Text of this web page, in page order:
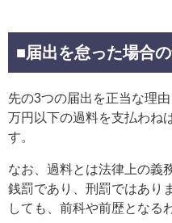
■届出を怠った場合
先の3つの届出を正当な理
万円以下の過料を支払わね
す。
なお、過料とは法律上の義
銭罰であり、刑罰ではあり
しても、前科や前歴となる